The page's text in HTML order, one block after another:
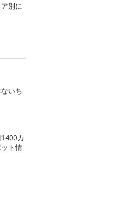
別に
いち
カ
ト情